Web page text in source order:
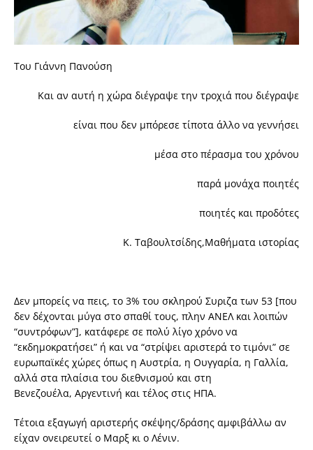
Toυ Γιάννη Πανούση
Και αν αυτή η χώρα διέγραψε την τροχιά που διέγραψε
είναι που δεν μπόρεσε τίποτα άλλο να γεννήσει
μέσα στο πέρασμα του χρόνου
παρά μονάχα ποιητές
ποιητές και προδότες
Κ. Ταβουλτσίδης,Μαθήματα ιστορίας
Δεν μπορείς να πεις, το 3% του σκληρού Συριζα των 53 [που
δεν δέχονται μύγα στο σπαθί τους, πλην ΑΝΕΛ και λοιπών
“συντρόφων”], κατάφερε σε πολύ λίγο χρόνο να
“εκδημοκρατήσει” ή και να “στρίψει αριστερά το τιμόνι” σε
ευρωπαϊκές χώρες όπως η Αυστρία, η Ουγγαρία, η Γαλλία,
αλλά στα πλαίσια του διεθνισμού και στη
Βενεζουέλα, Αργεντινή και τέλος στις ΗΠΑ.
Τέτοια εξαγωγή αριστερής σκέψης/δράσης αμφιβάλλω αν
είχαν ονειρευτεί ο Μαρξ κι ο Λένιν.